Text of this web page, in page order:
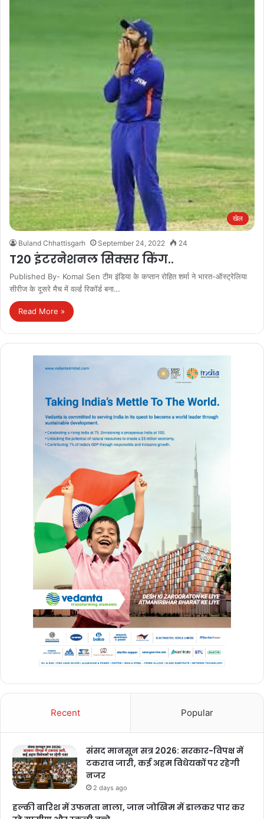
खेल
Buland Chhattisgarh September 24, 2022 24
T20 इंटरनेशनल सिक्सर किंग..
Published By- Komal Sen टीम इंडिया के कप्तान रोहित शर्मा ने भारत-ऑस्ट्रेलिया
सीरीज के दूसरे मैच में वर्ल्ड रिकॉर्ड बना…
Read More »
Recent Popular
संसद मानसून सत्र 2026: सरकार-विपक्ष में
टकराव जारी, कई अहम विधेयकों पर रहेगी
नजर
2 days ago
हल्की बारिश में उफनता नाला, जान जोखिम में डालकर पार कर